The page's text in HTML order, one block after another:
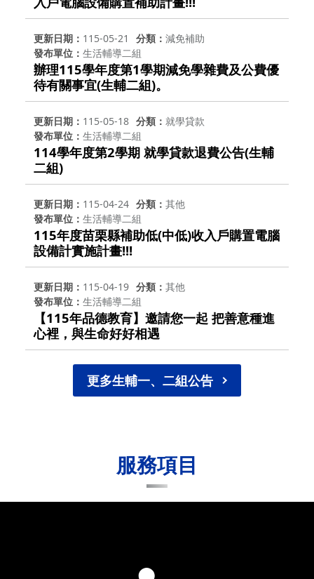
更新日期 115-05-21 分類
減免補助
發布單位
生活輔導二組
辦理115學年度第1學期減免學雜費及公費優
待有關事宜(生輔二組)。
更新日期 115-05-18 分類
就學貸款
發布單位
生活輔導二組
114學年度第2學期 就學貸款退費公告(生輔
二組)
更新日期 115-04-24 分類
其他
發布單位
生活輔導二組
115年度苗栗縣補助低(中低)收入戶購置電腦
設備計實施計畫!!!
更新日期 115-04-19 分類
其他
發布單位
生活輔導二組
【115年品德教育】邀請您一起 把善意種進
心裡，與生命好好相遇
更多生輔一、二組公告
服務項目